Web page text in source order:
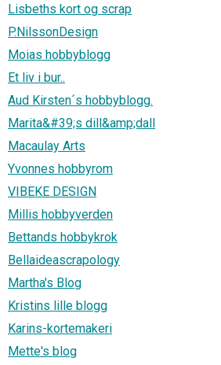
Lisbeths kort og scrap
P.NilssonDesign
Moias hobbyblogg
Et liv i bur..
Aud Kirsten´s hobbyblogg.
Marita&#39;s dill&amp;dall
Macaulay Arts
Yvonnes hobbyrom
VIBEKE DESIGN
Millis hobbyverden
Bettands hobbykrok
Bellaideascrapology
Martha's Blog
Kristins lille blogg
Karins-kortemakeri
Mette's blog